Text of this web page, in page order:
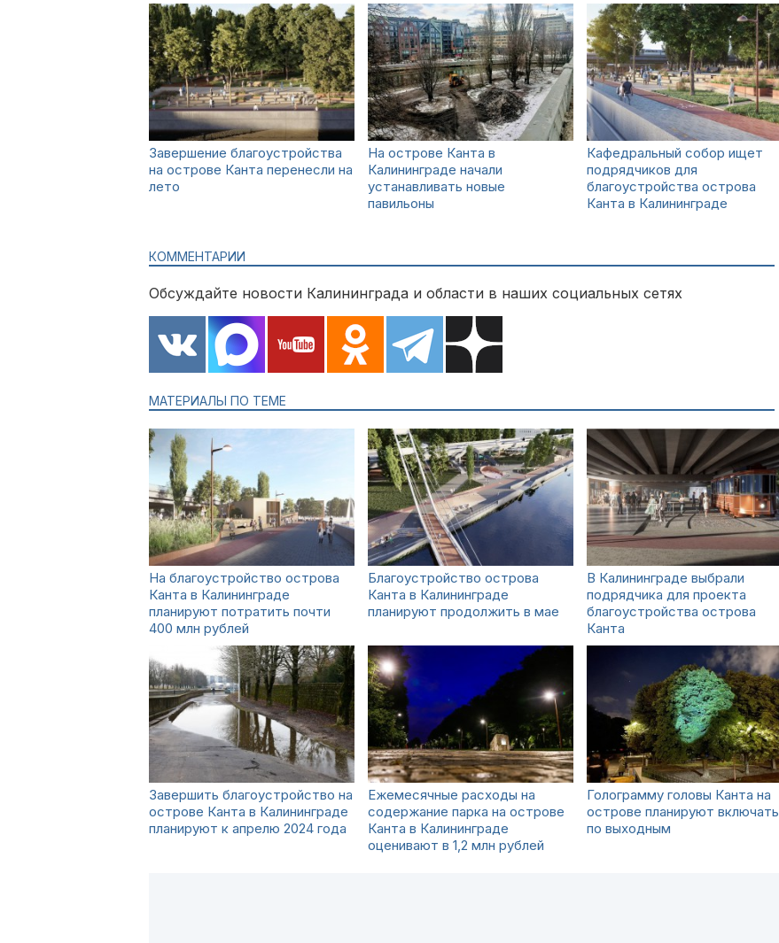
Завершение благоустройства
на острове Канта перенесли на
лето
На острове Канта в
Калининграде начали
устанавливать новые
павильоны
Кафедральный собор ищет
подрядчиков для
благоустройства острова
Канта в Калининграде
КОММЕНТАРИИ
Обсуждайте новости Калининграда и области в наших социальных сетях
МАТЕРИАЛЫ ПО ТЕМЕ
На благоустройство острова
Канта в Калининграде
планируют потратить почти
400 млн рублей
Благоустройство острова
Канта в Калининграде
планируют продолжить в мае
В Калининграде выбрали
подрядчика для проекта
благоустройства острова
Канта
Завершить благоустройство на
острове Канта в Калининграде
планируют к апрелю 2024 года
Ежемесячные расходы на
содержание парка на острове
Канта в Калининграде
оценивают в 1,2 млн рублей
Голограмму головы Канта на
острове планируют включать
по выходным